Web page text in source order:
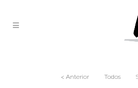
< Anterior Todos